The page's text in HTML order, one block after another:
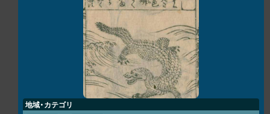
地域・カテゴリ